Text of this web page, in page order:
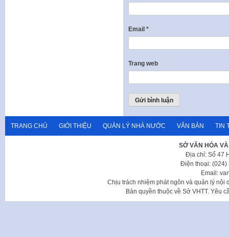
Email *
Trang web
TRANG CHỦ GIỚI THIỆU QUẢN LÝ NHÀ NƯỚC VĂN BẢN TIN
SỞ VĂN HÓA
Địa chỉ: Số 47
Điện thoại: (024)
Email:
Chịu trách nhiệm phát ngôn và quản lý nội
Bản quyền thuộc về Sở VHTT. Yêu